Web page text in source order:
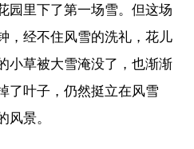
园里下了第一场雪。但这场
，经不住风雪的洗礼，花儿
小草被大雪淹没了，也渐渐
了叶子，仍然挺立在风雪
风景。